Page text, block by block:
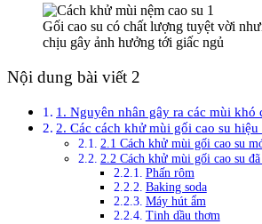
Gối cao su có chất lượng tuyệt vời
chịu gây ảnh hưởng tới giấc ngủ
Nội dung bài viết 2
1. Nguyên nhân gây ra các mùi khó
2. Các cách khử mùi gối cao su
2.1 Cách khử mùi gối cao su
2.2 Cách khử mùi gối cao su
Phấn rôm
Baking soda
Máy hút ẩm
Tinh dầu thơm